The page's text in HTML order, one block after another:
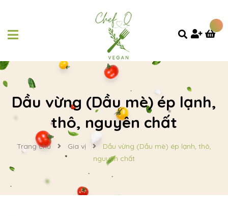
Dầu vừng (Dầu mè) ép lạnh,
thô, nguyên chất
Trang chủ Gia vị
Dầu vừng (Dầu mè) ép lạnh, thô,
nguyên chất